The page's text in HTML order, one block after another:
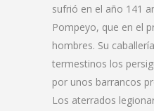
sufrió en el año 141
Pompeyo, que en el
hombres. Su
termestinos los
por unos barrancos
Los aterrados